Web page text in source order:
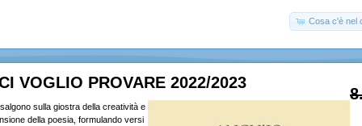
Cosa c'è nel
VOGLIO PROVARE 2022/2023
sulla giostra della creatività e
della poesia, formulando versi